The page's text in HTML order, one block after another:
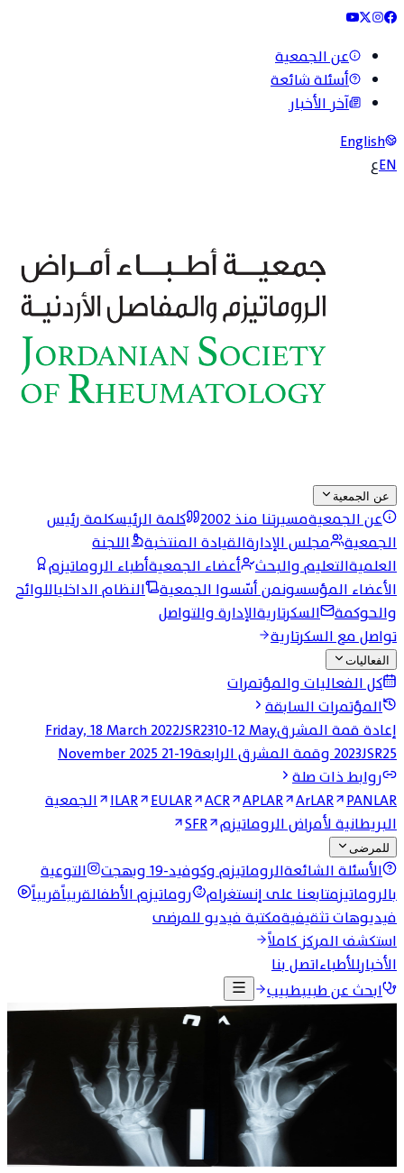
عن الجمعية
أسئلة شائعة
آخر الأخبار
English
ENع
عن الجمعية
عن الجمعيةمسيرتنا منذ 2002 كلمة الرئيسكلمة رئيس
الجمعية
مجلس الإدارةالقيادة المنتخبة
اللجنة
العلميةالتعليم والبحث أعضاء الجمعيةأطباء الروماتيزم
الأعضاء المؤسسونمن أسّسوا الجمعية النظام الداخلياللوائح
والحوكمة
السكرتاريةالإدارة والتواصل
تواصل مع السكرتارية
الفعاليات
كل الفعاليات والمؤتمرات
المؤتمرات السابقة
إعادة قمة المشرق
Friday, 18 March 2022JSR2310-12 May
2023JSR25 وقمة المشرق الرابعة
19-21 November 2025
روابط ذات صلة
ILAR EULAR ACR APLAR ArLAR PANLAR
الجمعية
البريطانية لأمراض الروماتيزم SFR
للمرضى
الأسئلة الشائعةالروماتيزم وكوفيد-19 وبهجت
التوعية
بالروماتيزمتابعنا على إنستغرام روماتيزم الأطفالقريباًقريباً
فيديوهات تثقيفيةمكتبة فيديو للمرضى
استكشف المركز كاملاً
الأخبارللأطباءاتصل بنا
ابحث عن طبيبطبيب
عن الجمعية
عن جمعية أطباء أمراض الروماتيزم
والمفاصل الأردنية
صوت طب الروماتيزم في الأردن منذ عام 2002 — تنظيمًا
للمهنة وارتقاءً بالتخصص ورعايةً للمرضى.